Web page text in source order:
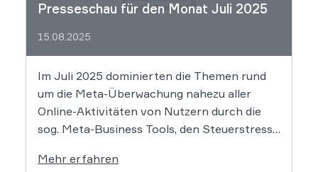
Presseschau für den Monat Juli 2025
15.08.2025
Im Juli 2025 dominierten die Themen rund
um die Meta-Überwachung nahezu aller
Online-Aktivitäten von Nutzern durch die
sog. Meta-Business Tools, den Steuerstress
Cam-Debatte. Flankiert wurde dies von
Mehr erfahren